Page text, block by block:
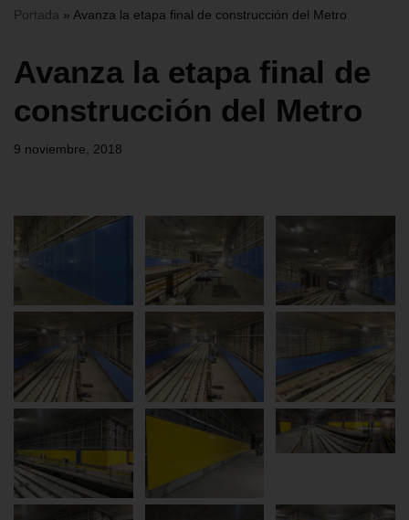
Portada » Avanza la etapa final de construcción del Metro
Avanza la etapa final de
construcción del Metro
9 noviembre, 2018